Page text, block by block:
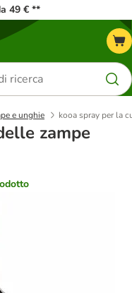
49 € **
e unghie kooa spray per la
zampe